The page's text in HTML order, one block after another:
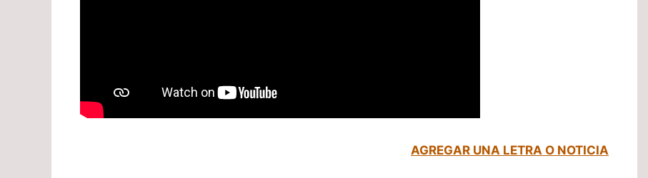
AGREGAR UNA LETRA O NOTICIA